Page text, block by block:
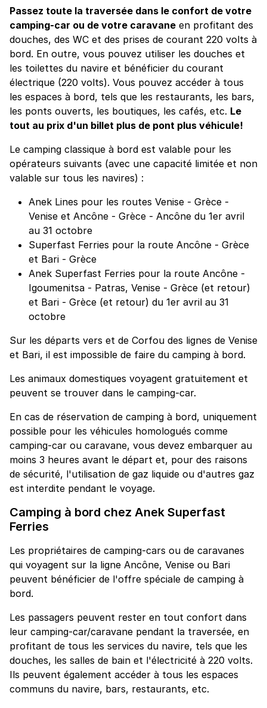
Passez toute la traversée dans le confort de votre
camping-car ou de votre caravane en profitant des
douches, des WC et des prises de courant 220 volts à
bord. En outre, vous pouvez utiliser les douches et
les toilettes du navire et bénéficier du courant
électrique (220 volts). Vous pouvez accéder à tous
les espaces à bord, tels que les restaurants, les bars,
les ponts ouverts, les boutiques, les cafés, etc. Le
tout au prix d'un billet plus de pont plus véhicule!
Le camping classique à bord est valable pour les
opérateurs suivants (avec une capacité limitée et non
valable sur tous les navires) :
Anek Lines pour les routes Venise - Grèce -
Venise et Ancône - Grèce - Ancône du 1er avril
au 31 octobre
Superfast Ferries pour la route Ancône - Grèce
et Bari - Grèce
Anek Superfast Ferries pour la route Ancône -
Igoumenitsa - Patras, Venise - Grèce (et retour)
et Bari - Grèce (et retour) du 1er avril au 31
octobre
Sur les départs vers et de Corfou des lignes de Venise
et Bari, il est impossible de faire du camping à bord.
Les animaux domestiques voyagent gratuitement et
peuvent se trouver dans le camping-car.
En cas de réservation de camping à bord, uniquement
possible pour les véhicules homologués comme
camping-car ou caravane, vous devez embarquer au
moins 3 heures avant le départ et, pour des raisons
de sécurité, l'utilisation de gaz liquide ou d'autres gaz
est interdite pendant le voyage.
Camping à bord chez Anek Superfast
Ferries
Les propriétaires de camping-cars ou de caravanes
qui voyagent sur la ligne Ancône, Venise ou Bari
peuvent bénéficier de l'offre spéciale de camping à
bord.
Les passagers peuvent rester en tout confort dans
leur camping-car/caravane pendant la traversée, en
profitant de tous les services du navire, tels que les
douches, les salles de bain et l'électricité à 220 volts.
Ils peuvent également accéder à tous les espaces
communs du navire, bars, restaurants, etc.